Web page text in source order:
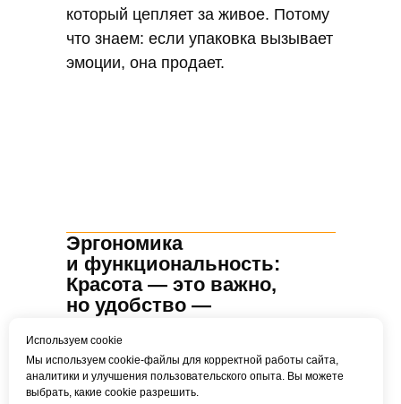
который цепляет за живое. Потому
что знаем: если упаковка вызывает
эмоции, она продает.
Эргономика
и функциональность:
Красота — это важно,
но удобство —
Красивый дизайн упаковки — это
здорово, но если упаковка
неудобна, она быстро разочарует.
Используем cookie
Мы используем cookie-файлы для корректной работы сайта,
аналитики и улучшения пользовательского опыта. Вы можете
выбрать, какие cookie разрешить.